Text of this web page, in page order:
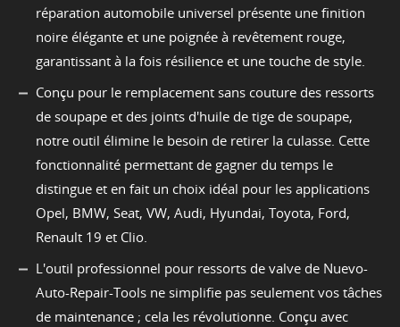
réparation automobile universel présente une finition
noire élégante et une poignée à revêtement rouge,
garantissant à la fois résilience et une touche de style.
Conçu pour le remplacement sans couture des ressorts
de soupape et des joints d'huile de tige de soupape,
notre outil élimine le besoin de retirer la culasse. Cette
fonctionnalité permettant de gagner du temps le
distingue et en fait un choix idéal pour les applications
Opel, BMW, Seat, VW, Audi, Hyundai, Toyota, Ford,
Renault 19 et Clio.
L'outil professionnel pour ressorts de valve de Nuevo-
Auto-Repair-Tools ne simplifie pas seulement vos tâches
de maintenance ; cela les révolutionne. Conçu avec